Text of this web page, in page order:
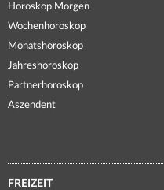
Horoskop Morgen
Wochenhoroskop
Monatshoroskop
Jahreshoroskop
Partnerhoroskop
Aszendent
FREIZEIT